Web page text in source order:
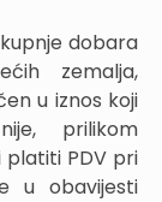
kupnje dobara
zemalja,
u iznos koji
prilikom
PDV pri
u obavijesti